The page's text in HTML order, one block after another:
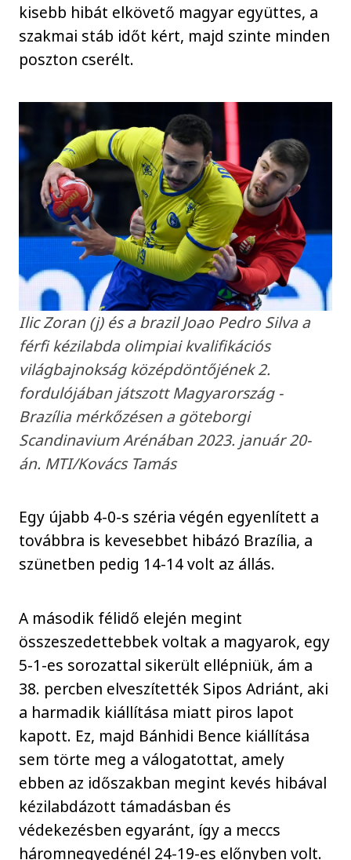
kisebb hibát elkövető magyar együttes, a
szakmai stáb időt kért, majd szinte minden
poszton cserélt.
Ilic Zoran (j) és a brazil Joao Pedro Silva a
férfi kézilabda olimpiai kvalifikációs
világbajnokság középdöntőjének 2.
fordulójában játszott Magyarország -
Brazília mérkőzésen a göteborgi
Scandinavium Arénában 2023. január 20-
án. MTI/Kovács Tamás
Egy újabb 4-0-s széria végén egyenlített a
továbbra is kevesebbet hibázó Brazília, a
szünetben pedig 14-14 volt az állás.
A második félidő elején megint
összeszedettebbek voltak a magyarok, egy
5-1-es sorozattal sikerült ellépniük, ám a
38. percben elveszítették Sipos Adriánt, aki
a harmadik kiállítása miatt piros lapot
kapott. Ez, majd Bánhidi Bence kiállítása
sem törte meg a válogatottat, amely
ebben az időszakban megint kevés hibával
kézilabdázott támadásban és
védekezésben egyaránt, így a meccs
háromnegyedénél 24-19-es előnyben volt.